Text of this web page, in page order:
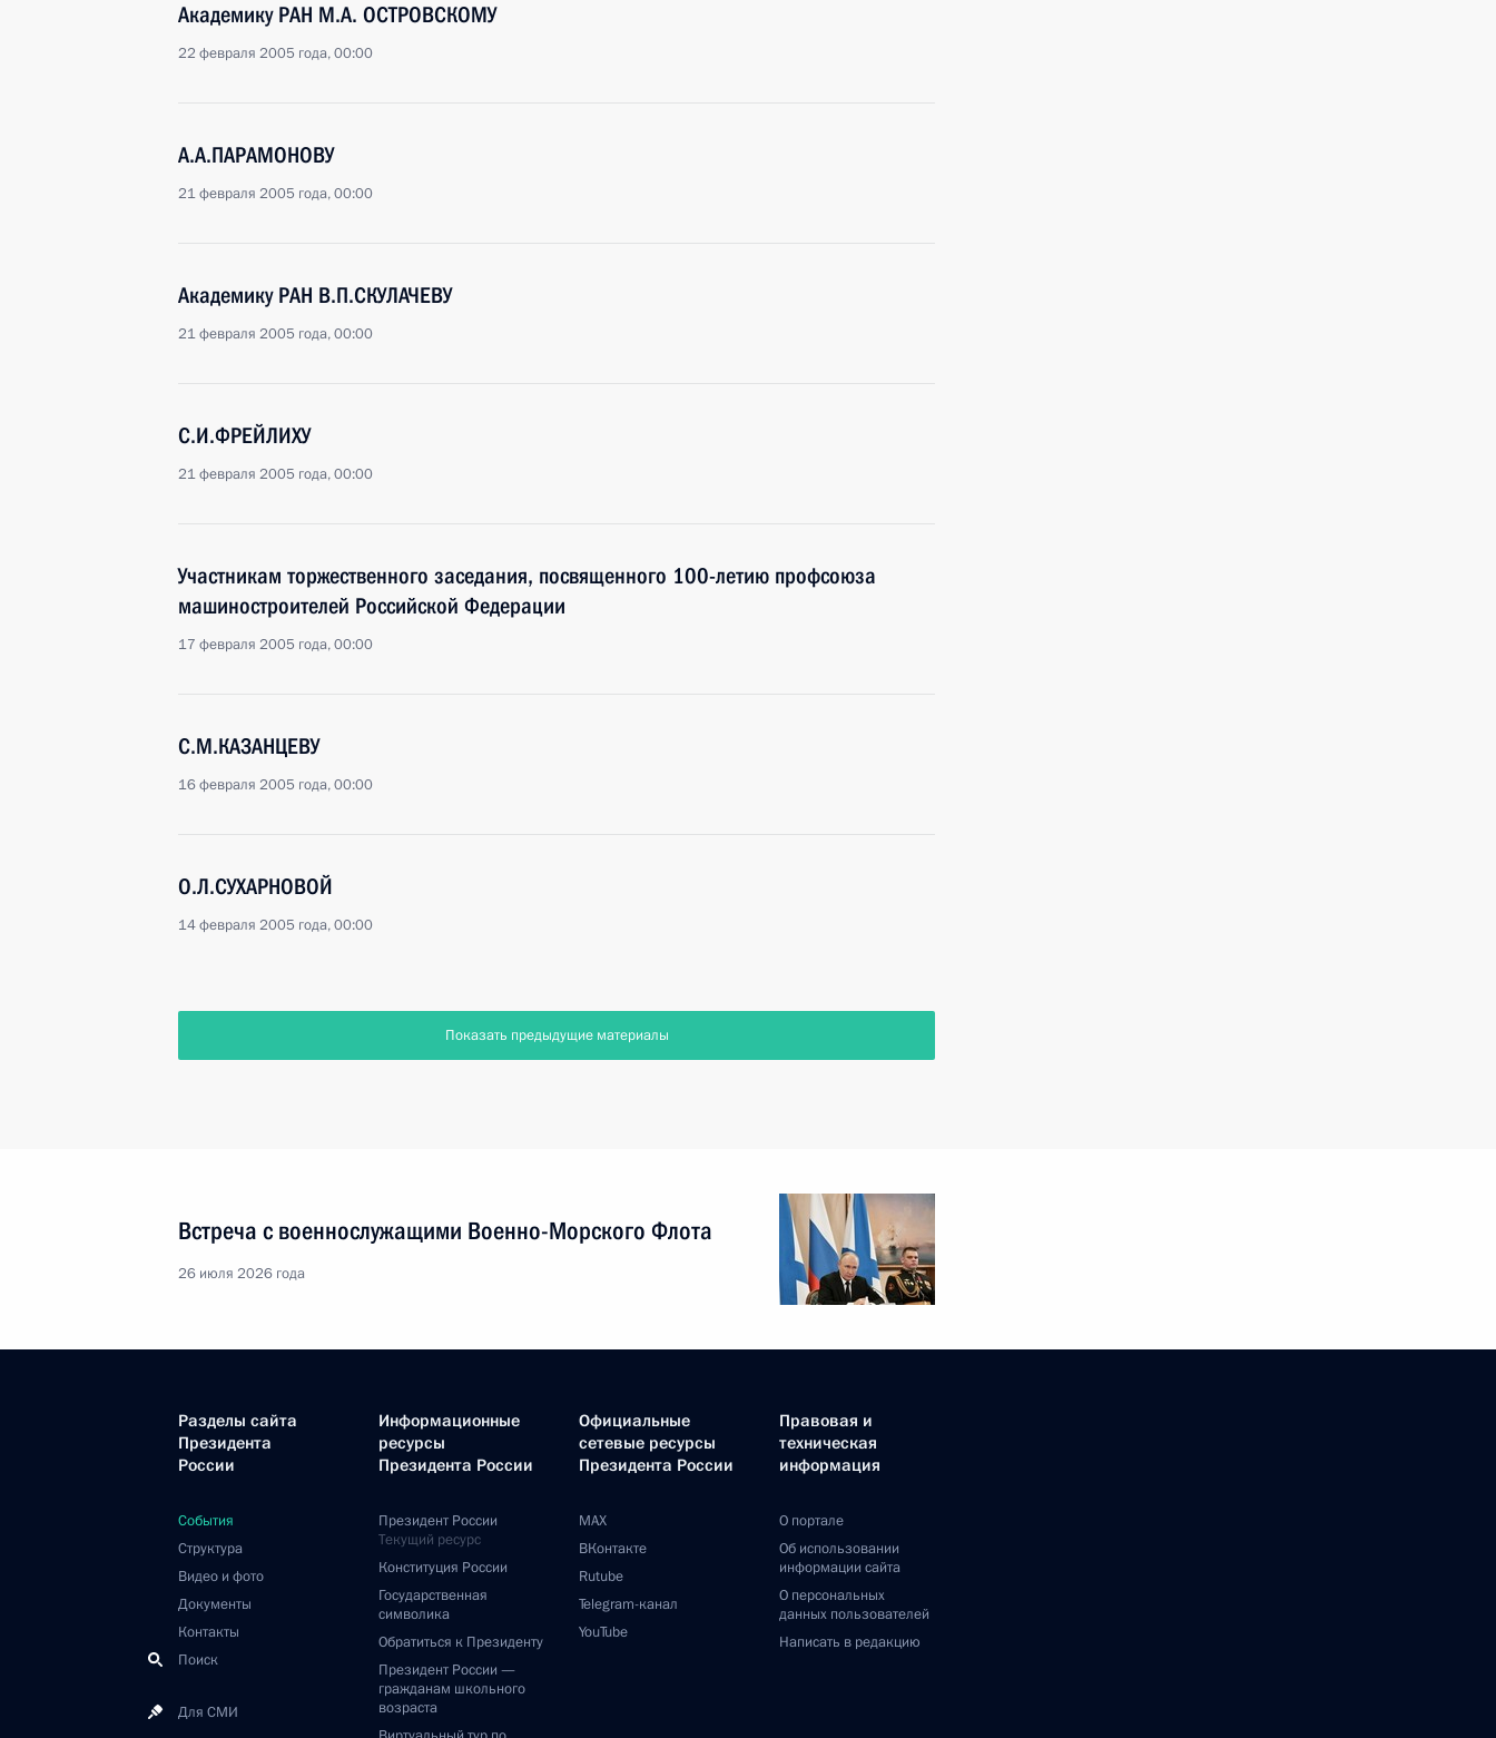
Академику РАН М.А. ОСТРОВСКОМУ
22 февраля 2005 года, 00:00
А.А.ПАРАМОНОВУ
21 февраля 2005 года, 00:00
Академику РАН В.П.СКУЛАЧЕВУ
21 февраля 2005 года, 00:00
С.И.ФРЕЙЛИХУ
21 февраля 2005 года, 00:00
Участникам торжественного заседания, посвященного 100-летию профсоюза
машиностроителей Российской Федерации
17 февраля 2005 года, 00:00
С.М.КАЗАНЦЕВУ
16 февраля 2005 года, 00:00
О.Л.СУХАРНОВОЙ
14 февраля 2005 года, 00:00
Показать предыдущие материалы
Встреча с военнослужащими Военно-Морского Флота
26 июля 2026 года
Разделы сайта
Президента
России
События
Структура
Видео и фото
Документы
Контакты
Поиск
Для СМИ
Информационные
ресурсы
Президента России
Президент России
Текущий ресурс
Конституция России
Государственная
символика
Обратиться к Президенту
Президент России —
гражданам школьного
возраста
Официальные
сетевые ресурсы
Президента России
MAX
ВКонтакте
Rutube
Telegram-канал
YouTube
Правовая и
техническая
информация
О портале
Об использовании
информации сайта
О персональных
данных пользователей
Написать в редакцию